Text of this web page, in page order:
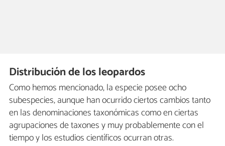
Distribución de los leopardos
Como hemos mencionado, la especie posee ocho
subespecies, aunque han ocurrido ciertos cambios tanto
en las denominaciones taxonómicas como en ciertas
agrupaciones de taxones y muy probablemente con el
tiempo y los estudios científicos ocurran otras.